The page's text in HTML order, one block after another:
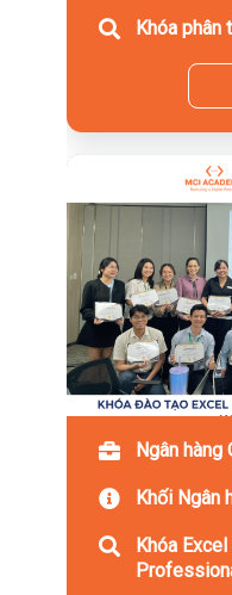
Khóa
Ngân hàng
Khối Ngân
Khóa